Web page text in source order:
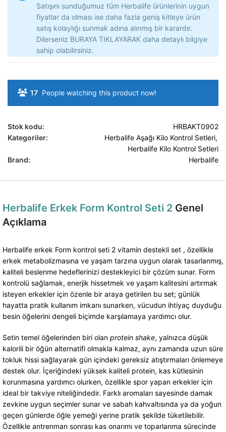
Satışını sunduğumuz tüm Herbalife ürünlerinin uygun
fiyatlar da olması ise daha fazla geniş kitleye ürün
satış kolaylığı sunmak adına alınmış bir karardır.
Dilerseniz BURAYA TIKLAYARAK daha detaylı bilgiye
sahip olabilirsiniz.
17 People watching this product now!
Stok kodu:
HRBAKT0902
Kategoriler:
Herbalife Aşağı Kilo Kontrol Setleri,
Herbalife Kilo Kontrol Setleri
Brand:
Herbalife
Herbalife Erkek Form Kontrol Seti 2 Genel
Açıklama
Herbalife erkek Form kontrol seti 2 vitamin destekli set , özellikle
erkek metabolizmasına ve yaşam tarzına uygun olarak tasarlanmış,
kaliteli beslenme hedeflerinizi destekleyici bir çözüm sunar. Form
kontrolü sağlamak, enerjik hissetmek ve yaşam kalitesini artırmak
isteyen erkekler için özenle bir araya getirilen bu set; günlük
hayatta pratik kullanım imkanı sunarken, vücudun ihtiyaç duyduğu
besin öğelerini dengeli biçimde karşılamaya yardımcı olur.
Setin temel öğelerinden biri olan protein shake, yalnızca düşük
kalorili bir öğün alternatifi olmakla kalmaz, aynı zamanda uzun süre
tokluk hissi sağlayarak gün içindeki gereksiz atıştırmaları önlemeye
destek olur. İçeriğindeki yüksek kaliteli protein, kas kütlesinin
korunmasına yardımcı olurken, özellikle spor yapan erkekler için
ideal bir takviye niteliğindedir. Farklı aromaları sayesinde damak
zevkine uygun seçimler sunar ve sabah kahvaltısında ya da yoğun
geçen günlerde öğle yemeği yerine pratik şekilde tüketilebilir.
Özellikle antrenman sonrası kas onarımı ve toparlanma sürecinde